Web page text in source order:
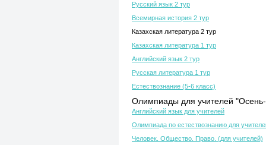
Русский язык 2 тур
Всемирная история 2 тур
Казахская литература 2 тур
Казахская литература 1 тур
Английский язык 2 тур
Русская литература 1 тур
Естествознание (5-6 класс)
Олимпиады для учителей
Английский язык для учителей
Олимпиада по естествознанию для
Человек. Общество. Право. (для учителей)